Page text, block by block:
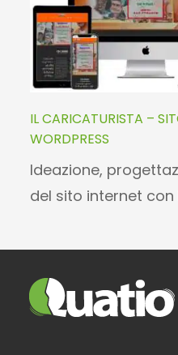
IL CARICATURISTA –
WORDPRESS
Ideazione,
del sito internet con